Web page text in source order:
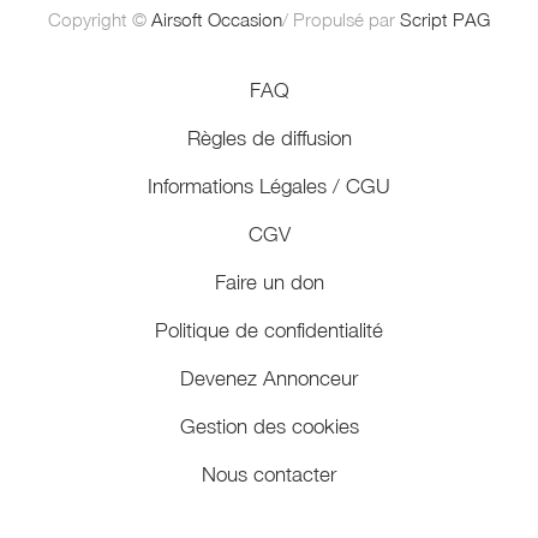
Copyright © Airsoft Occasion/ Propulsé par Script PAG
FAQ
Règles de diffusion
Informations Légales / CGU
CGV
Faire un don
Politique de confidentialité
Devenez Annonceur
Gestion des cookies
Nous contacter